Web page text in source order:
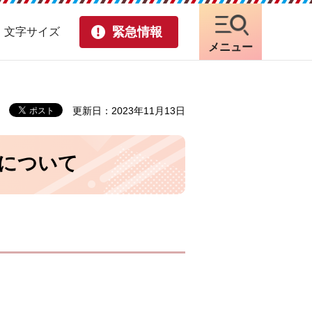
文字サイズ 緊急情報
メニュー
更新日：2023年11月13日
ついて